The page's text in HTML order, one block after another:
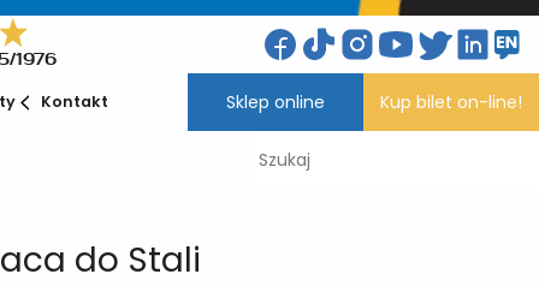
1976
Kontakt Sklep online Kup bilet on-line!
do Stali